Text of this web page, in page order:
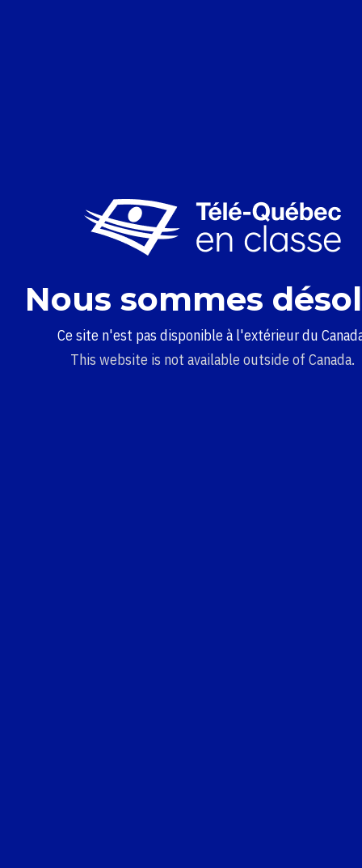
Nous sommes
Ce site n'est pas disponible à l'extérieur du
This website is not available outside of Canada.